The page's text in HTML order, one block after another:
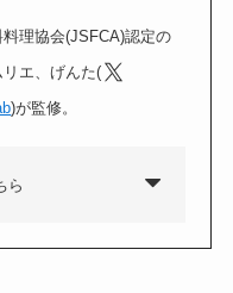
料理協会(JSFCA)認定の
エ、げんた(
)が監修。
ら